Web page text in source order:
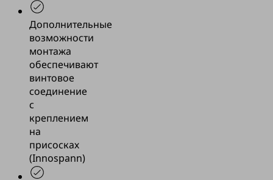
Дополнительные
возможности
монтажа
обеспечивают
винтовое
соединение
с
креплением
на
присосках
(Innospann)